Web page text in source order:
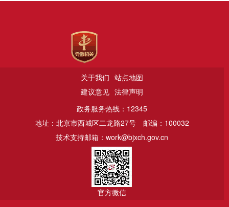
关于我们 站点地图
建议意见 法律声明
政务服务热线：12345
地址：北京市西城区二龙路27号
邮编：100032
技术支持邮箱：work@bjxch.gov.cn
官方微信